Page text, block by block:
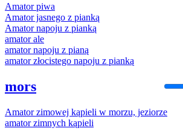
Amatorpiwa
Amatorjasnego z pianką
Amatornapoju z pianką
amatorale
amatornapoju z pianą
amatorzłocistego napoju z pianką
mors
Amatorzimowej kąpieli w morzu, jeziorze
amatorzimnych kąpieli